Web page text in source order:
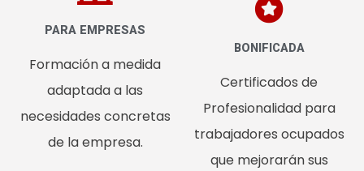
PARA EMPRESAS
Formación a medida
adaptada a las
necesidades concretas
de la empresa.
BONIFICADA
Certificados de
Profesionalidad para
trabajadores ocupados
que mejorarán sus